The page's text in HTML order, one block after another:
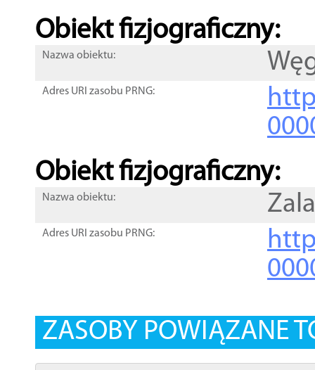
Obiekt fizjograficzny:
Nazwa obiektu:
Adres URI zasobu PRNG:
Obiekt fizjograficzny:
Nazwa obiektu:
Adres URI zasobu PRNG:
ZASOBY POWIĄZANE